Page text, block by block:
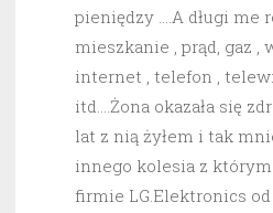
pieniędzy ….A długi me
mieszkanie , prąd, gaz ,
internet , telefon ,
itd….Żona okazała się
lat z nią żyłem i tak
innego kolesia z
firmie LG.Elektronics